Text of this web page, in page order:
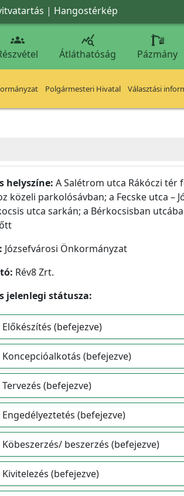
| Hangostérkép
 
Átláthatóság Pázmány
Polgármesteri Hivatal Választási
helyszíne: A Salétrom utca Rákóczi tér
közeli parkolósávban; a Fecske utca –
utca sarkán; a Bérkocsisban
Józsefvárosi Önkormányzat
Rév8 Zrt.
jelenlegi státusza:
Előkészítés (befejezve)
Koncepcióalkotás (befejezve)
Tervezés (befejezve)
Engedélyeztetés (befejezve)
Köbeszerzés/ beszerzés (befejezve)
Kivitelezés (befejezve)